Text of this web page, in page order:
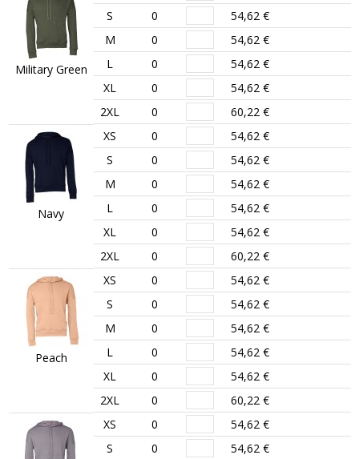
Military Green
S
0
54,62 €
M
0
54,62 €
L
0
54,62 €
XL
0
54,62 €
2XL
0 60,22 €
Navy
XS 0
54,62 €
S
0
54,62 €
M
0
54,62 €
L
0
54,62 €
XL
0
54,62 €
2XL
0 60,22 €
Peach
XS 0
54,62 €
S
0
54,62 €
M
0
54,62 €
L
0
54,62 €
XL
0
54,62 €
2XL
0 60,22 €
XS 0
54,62 €
S
0
54,62 €